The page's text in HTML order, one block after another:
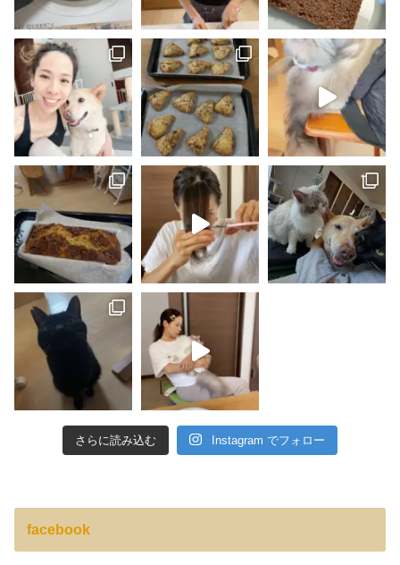
さらに読み込む Instagram でフォロー
facebook